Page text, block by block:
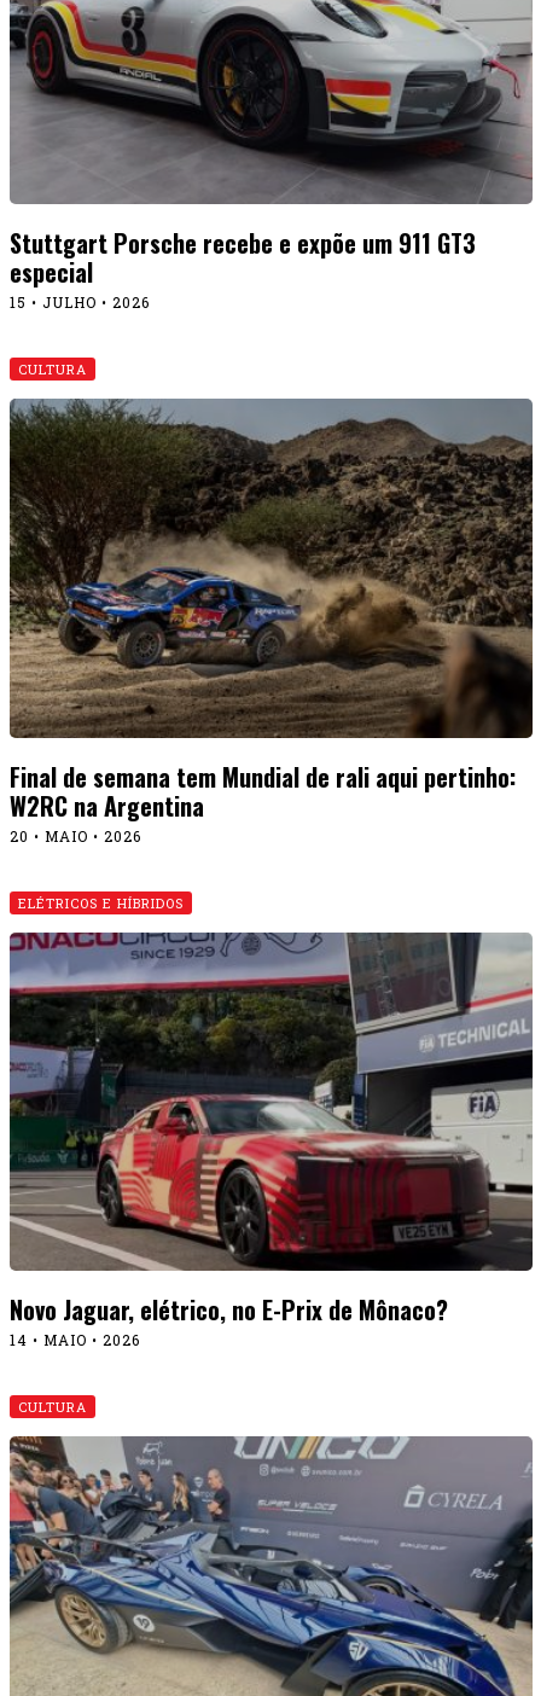
CULTURA
Final de semana tem Mundial de rali aqui pertinho:
W2RC na Argentina
20 • MAIO • 2026
ELÉTRICOS E HÍBRIDOS
Novo Jaguar, elétrico, no E-Prix de Mônaco?
14 • MAIO • 2026
CULTURA
Unico: supercarro apresentado em Campinas
13 • MAIO • 2026
CARROS DE PASSEIO